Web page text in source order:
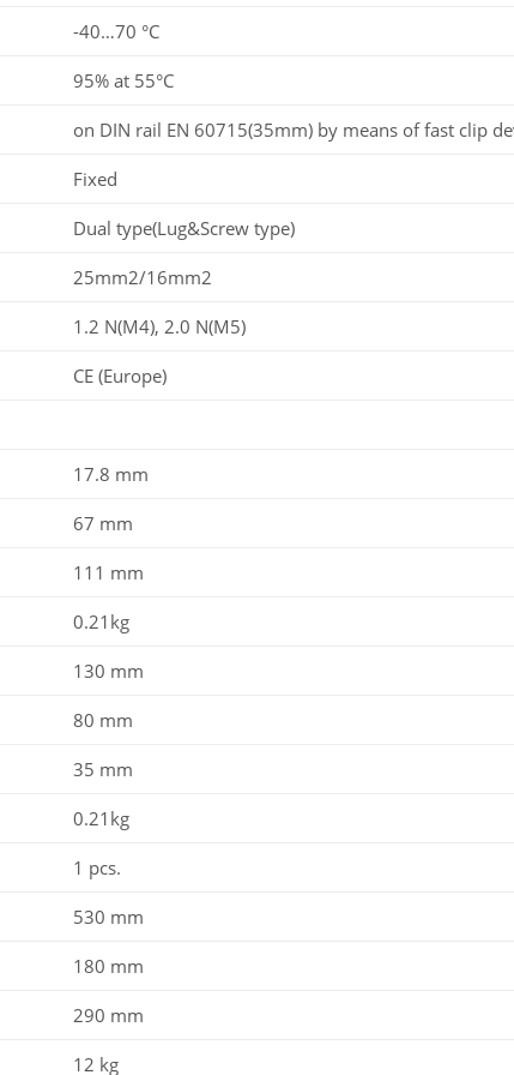
-40…70 °C
95% at 55°C
on DIN rail EN 60715(35mm) by means of fast clip
Fixed
Dual type(Lug&Screw type)
25mm2/16mm2
1.2 N(M4), 2.0 N(M5)
CE (Europe)
17.8 mm
67 mm
111 mm
0.21kg
130 mm
80 mm
35 mm
0.21kg
1 pcs.
530 mm
180 mm
290 mm
12 kg